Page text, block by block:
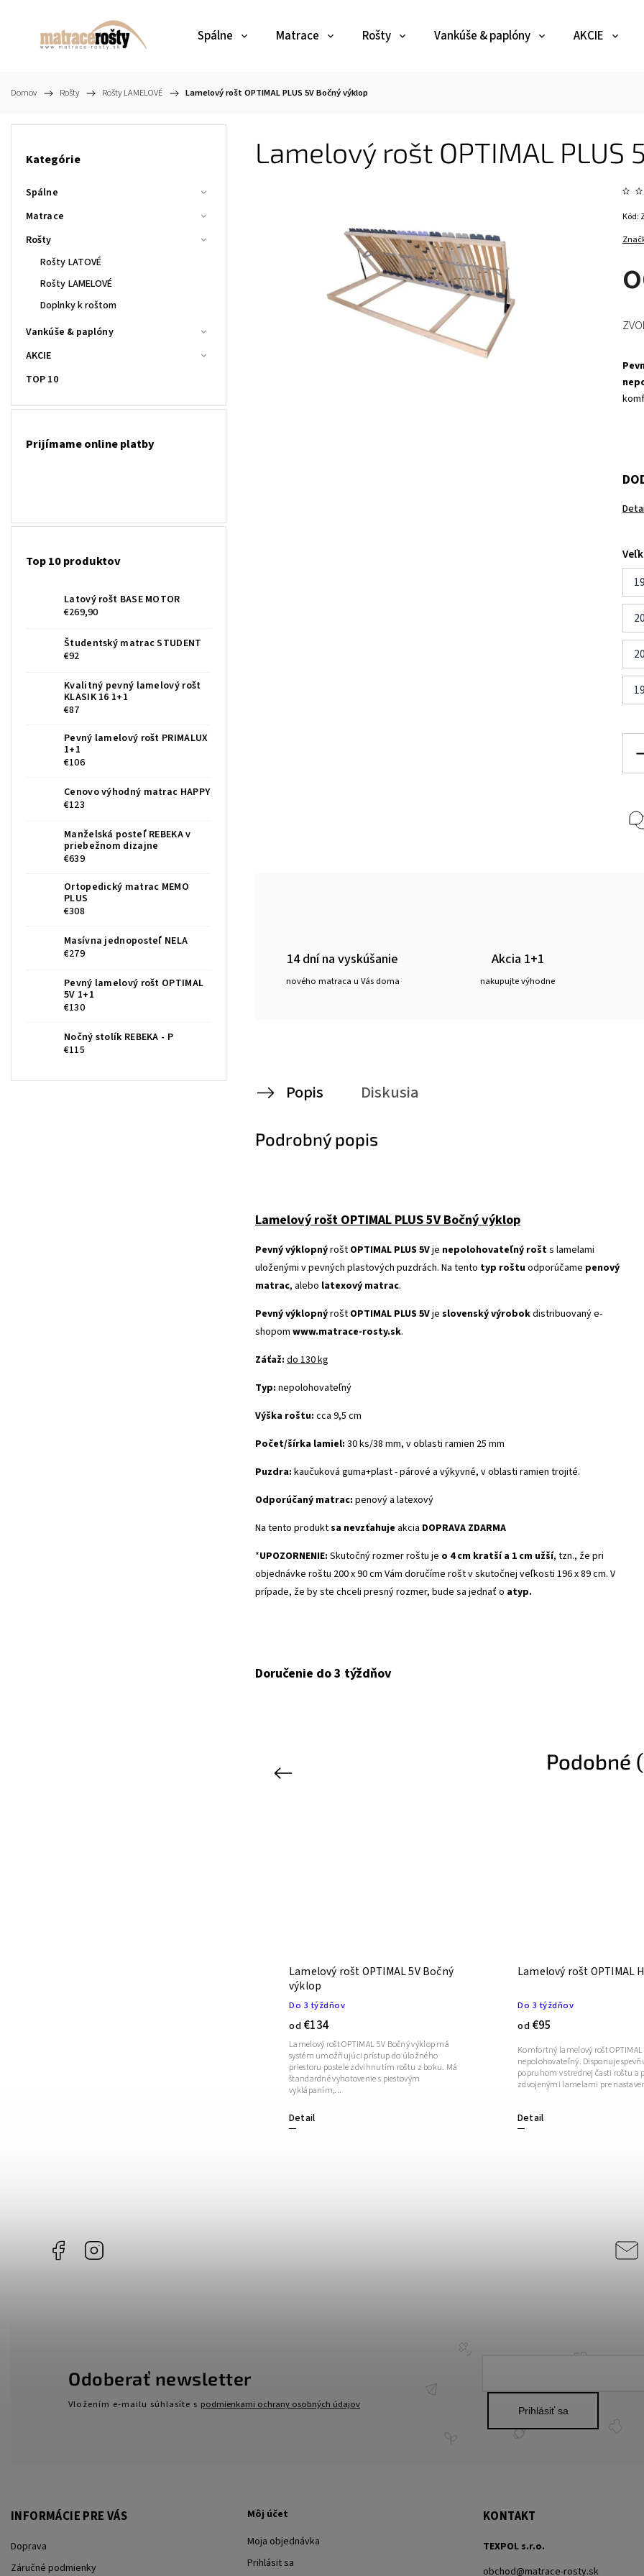
Spálne Matrace Rošty Vankúše & paplóny AKCIE
Domov / Rošty / Rošty LAMELOVÉ / Lamelový rošt OPTIMAL PLUS 5V Bočný výklop
Kategórie
Spálne
Matrace
Rošty
Rošty LATOVÉ
Rošty LAMELOVÉ
Doplnky k roštom
Vankúše & paplóny
AKCIE
TOP 10
Prijímame online platby
Top 10 produktov
Latový rošt BASE MOTOR
€269,90
Študentský matrac STUDENT
€92
Kvalitný pevný lamelový rošt
KLASIK 16 1+1
€87
Pevný lamelový rošt PRIMALUX
1+1
€106
Cenovo výhodný matrac HAPPY
€123
Manželská posteľ REBEKA v
priebežnom dizajne
€639
Ortopedický matrac MEMO
PLUS
€308
Masívna jednoposteľ NELA
€279
Pevný lamelový rošt OPTIMAL
5V 1+1
€130
Nočný stolík REBEKA - P
€115
Lamelový rošt OPTIMAL PLUS
Kód:
14 dní na vyskúšanie
nového matraca u Vás doma
Akcia 1+1
nakupujte výhodne
Popis Diskusia
Podrobný popis
Lamelový rošt OPTIMAL PLUS 5V Bočný výklop
Pevný výklopnýrošt OPTIMAL PLUS 5Vje nepolohovateľný rošts lamelami
uloženými v pevných plastových puzdrách. Na tento typ roštuodporúčame penový
matrac, alebo latexový matrac.
Pevný výklopnýrošt OPTIMAL PLUS 5Vje slovenský výrobokdistribuovaný e-
shopom www.matrace-rosty.sk.
Záťaž: do 130 kg
Typ: nepolohovateľný
Výška roštu: cca 9,5 cm
Počet/šírka lamiel: 30 ks/38 mm, v oblasti ramien 25 mm
Puzdra: kaučuková guma+plast - párové a výkyvné, v oblasti ramien trojité.
Odporúčaný matrac: penový a latexový
Na tento produktsa nevzťahuje akcia DOPRAVA ZDARMA
*UPOZORNENIE: Skutočný rozmer roštu je o 4 cm kratší a 1 cm užší, tzn., že pri
objednávke roštu 200 x 90 cm Vám doručíme rošt v skutočnej veľkosti 196 x 89 cm. V
prípade, že by ste chceli presný rozmer, bude sa jednať o atyp.
Doručenie do 3 týždňov
Podobné
Previous
Lamelový rošt OPTIMAL 5V Bočný
výklop
Do 3 týždňov
od €134
Detail
Lamelový rošt OPTIMAL 5V Bočný výklop má
systém umožňujúci prístup do úložného
priestoru postele zdvihnutím roštu z boku. Má
štandardné vyhotovenie s piestovým
vyklápaním,...
Lamelový rošt OPTIMAL
Do 3 týždňov
od €95
Detail
Komfortný lamelový rošt OPTIMAL
nepolohovateľný. Disponuje
popruhom v strednej časti roštu a
zdvojenými lamelami pre
Facebook
Odoberať newsletter
Vložením e-mailu súhlasíte s podmienkami ochrany osobných údajov
Prihlásiť sa
INFORMÁCIE PRE VÁS
Doprava
Záručné podmienky
Môj účet
Moja objednávka
Prihlásit sa
KONTAKT
TEXPOL s.r.o.
obchod@matrace-rosty.sk